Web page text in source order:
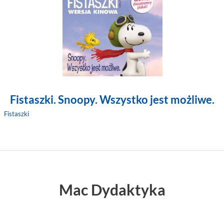
Fistaszki. Snoopy. Wszystko jest możliwe.
Fistaszki
Mac Dydaktyka